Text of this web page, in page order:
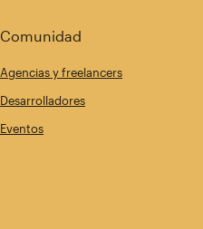
Comunidad
Agencias y freelancers
Desarrolladores
Eventos